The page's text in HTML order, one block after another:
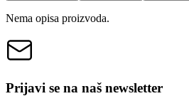
Nema opisa proizvoda.
Prijavi se na naš newsletter